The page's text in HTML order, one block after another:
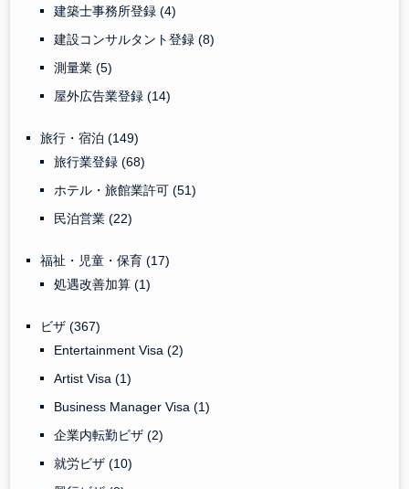
建築士事務所登録(4)
建設コンサルタント登録(8)
測量業(5)
屋外広告業登録(14)
旅行・宿泊(149)
旅行業登録(68)
ホテル・旅館業許可(51)
民泊営業(22)
福祉・児童・保育(17)
処遇改善加算(1)
ビザ(367)
Entertainment Visa(2)
Artist Visa(1)
Business Manager Visa(1)
企業内転勤ビザ(2)
就労ビザ(10)